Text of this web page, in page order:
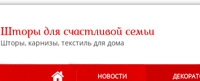
Шторы для счастливой семьи
Шторы, карнизы, текстиль для дома
НОВОСТИ